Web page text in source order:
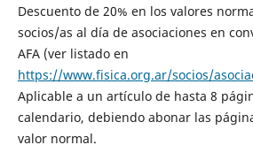
Descuento de 20% en los valores
socios/as al día de asociaciones en
AFA (ver listado en
https://www.fisica.org.ar/socios/
Aplicable a un artículo de hasta 8
calendario, debiendo abonar las
valor normal.